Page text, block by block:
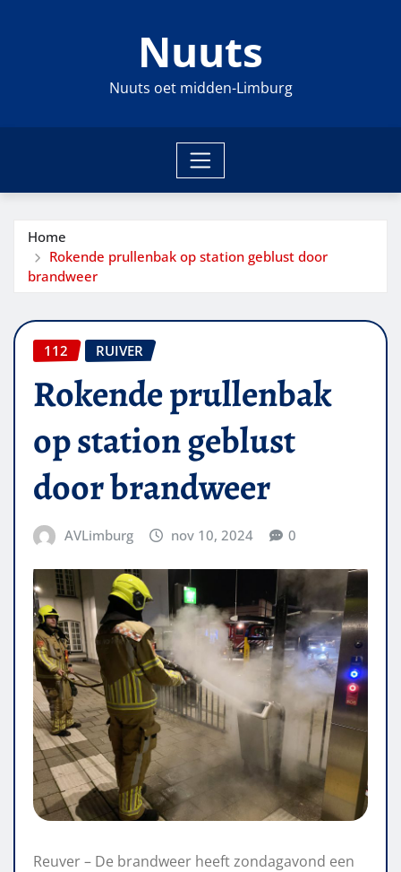
Nuuts
Nuuts oet midden-Limburg
Home
Rokende prullenbak op station geblust door
brandweer
112 RUIVER
Rokende prullenbak
op station geblust
door brandweer
AVLimburg nov 10, 2024 0
Reuver – De brandweer heeft zondagavond een